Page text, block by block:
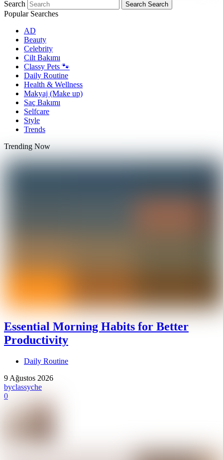
Search
Search Search
Popular Searches
AD
Beauty
Celebrity
Cilt Bakımı
Classy Pets 🐾
Daily Routine
Health & Wellness
Makyaj (Make up)
Saç Bakımı
Selfcare
Style
Trends
Trending Now
Essential Morning Habits for Better
Productivity
Daily Routine
9 Ağustos 2026
byclassyche
0